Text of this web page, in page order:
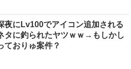
夜にLv100でアイコン追加される
タに釣られたヤツｗｗ→もしかし
ておりゅ案件？